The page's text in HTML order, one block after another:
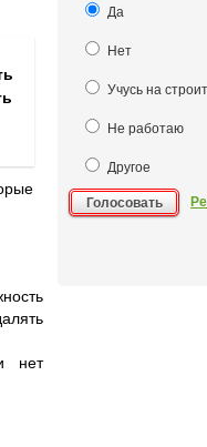
Да
Нет
Учусь на
Не работаю
Другое
Голосовать
нет